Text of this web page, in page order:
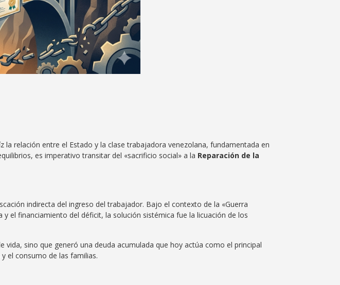
relación entre el Estado y la clase trabajadora venezolana, fundamentada en
es imperativo transitar del «sacrificio social» a la Reparación de la
indirecta del ingreso del trabajador. Bajo el contexto de la «Guerra
el financiamiento del déficit, la solución sistémica fue la licuación de los
vida, sino que generó una deuda acumulada que hoy actúa como el principal
el consumo de las familias.